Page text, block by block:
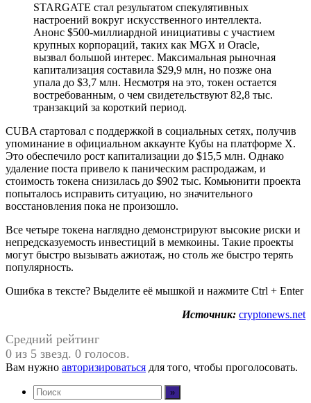
STARGATE стал результатом спекулятивных
настроений вокруг искусственного интеллекта.
Анонс $500-миллиардной инициативы с участием
крупных корпораций, таких как MGX и Oracle,
вызвал большой интерес. Максимальная рыночная
капитализация составила $29,9 млн, но позже она
упала до $3,7 млн. Несмотря на это, токен остается
востребованным, о чем свидетельствуют 82,8 тыс.
транзакций за короткий период.
CUBA стартовал с поддержкой в социальных сетях, получив
упоминание в официальном аккаунте Кубы на платформе X.
Это обеспечило рост капитализации до $15,5 млн. Однако
удаление поста привело к паническим распродажам, и
стоимость токена снизилась до $902 тыс. Комьюнити проекта
попыталось исправить ситуацию, но значительного
восстановления пока не произошло.
Все четыре токена наглядно демонстрируют высокие риски и
непредсказуемость инвестиций в мемкоины. Такие проекты
могут быстро вызывать ажиотаж, но столь же быстро терять
популярность.
Ошибка в тексте? Выделите её мышкой и нажмите Ctrl + Enter
Источник: cryptonews.net
Средний рейтинг
0 из 5 звезд. 0 голосов.
Вам нужно авторизироваться для того, чтобы проголосовать.